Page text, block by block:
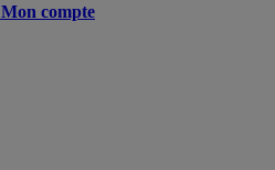
Mon compte